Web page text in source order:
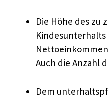
Die Höhe des zu
Kindesunterhalts
Auch die Anzahl
Dem